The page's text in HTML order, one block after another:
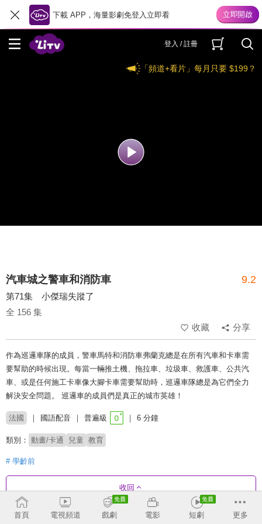
下載 APP，海量影劇免登入立即看
登入 / 註冊
「頻道+看片」每月只要 $199？
汽車城之警車和消防車 9.2
第71集 小傑瑞失蹤了
全 156 集
收藏
分享
作為巡邏車隊的成員，警車馬特和消防車弗蘭克總是在所有汽車和卡車需
要幫助的時候出現。每當一輛推土機、拖拉車、垃圾車、救護車、公共汽
車、或是任何施工卡車像大腳卡車需要幫助時，巡邏車隊總是為它們全力
解決安全問題。 巡邏車的成員們是真正的城市英雄！
法國 國語配音 普遍級 6 分鐘
類別： 動畫/卡通 兒童 教育
# 學齡前
收回
首頁 電視頻道 戲劇 電影 短劇 更多